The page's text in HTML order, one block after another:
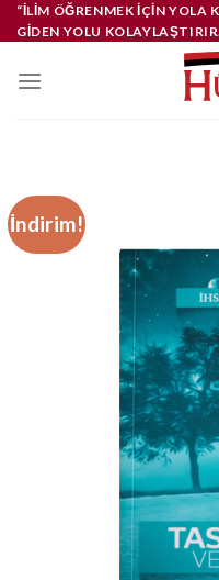
İçeriğe
atla
“İLIM ÖĞRENMEK IÇIN YOLA
GIDEN YOLU
İndirim!